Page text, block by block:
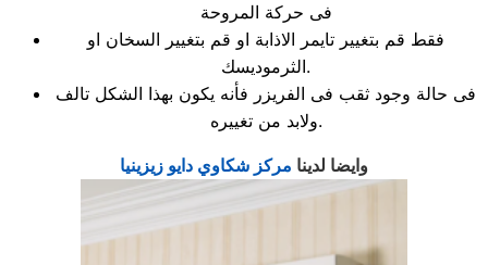
فى حركة المروحة
فقط قم بتغيير تايمر الاذابة او قم بتغيير السخان او
الثرموديسك.
فى حالة وجود ثقب فى الفريزر فأنه يكون بهذا الشكل تالف
ولابد من تغييره.
وايضا لدينا مركز شكاوي دايو زيزينيا